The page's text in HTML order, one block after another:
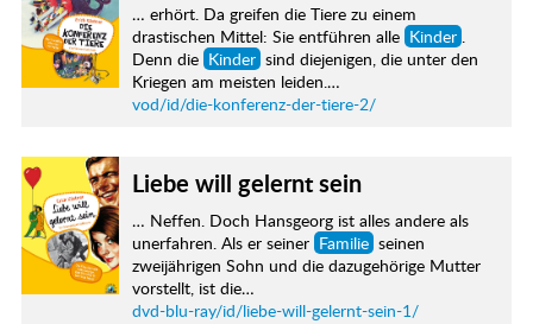
… erhört. Da greifen die Tiere zu einem
drastischen Mittel: Sie entführen alle Kinder .
Denn die Kinder sind diejenigen, die unter den
Kriegen am meisten leiden.…
vod/id/die-konferenz-der-tiere-2/
Liebe will gelernt sein
… Neffen. Doch Hansgeorg ist alles andere als
unerfahren. Als er seiner Familie seinen
zweijährigen Sohn und die dazugehörige Mutter
vorstellt, ist die…
dvd-blu-ray/id/liebe-will-gelernt-sein-1/